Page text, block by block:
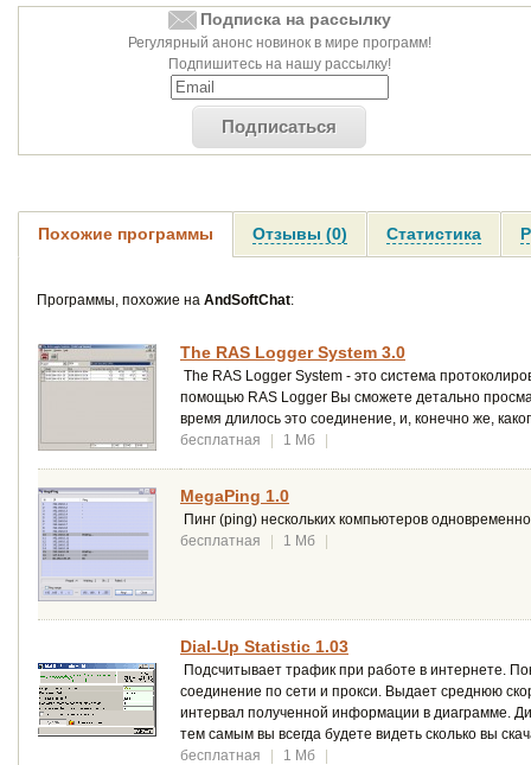
Подписка на рассылку
Регулярный анонс новинок в мире программ!
Подпишитесь на нашу рассылку!
Подписаться
Похожие программы Отзывы (0) Статистика
Программы, похожие на AndSoftChat:
The RAS Logger System 3.0
The RAS Logger System - это система
помощью RAS Logger Вы сможете детально
время длилось это соединение, и, конечно же,
бесплатная
| 1 Мб |
MegaPing 1.0
Пинг (ping) нескольких компьютеров
бесплатная
| 1 Мб |
Dial-Up Statistic 1.03
Подсчитывает трафик при работе в интернете.
соединение по сети и прокси. Выдает среднюю
интервал полученной информации в диаграмме.
тем самым вы всегда будете видеть сколько вы
бесплатная
| 1 Мб |